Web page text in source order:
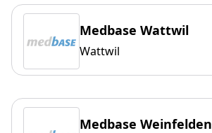
Medbase Wattwil
Wattwil
Medbase Weinfelden